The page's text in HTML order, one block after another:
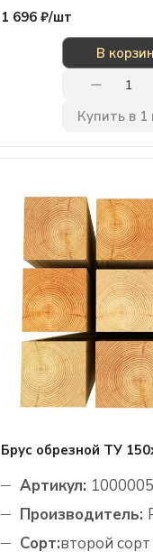
1 696 ₽/шт
В
Купить в 1
Брус обрезной ТУ
Артикул:
Производитель:
Сорт:второй сорт